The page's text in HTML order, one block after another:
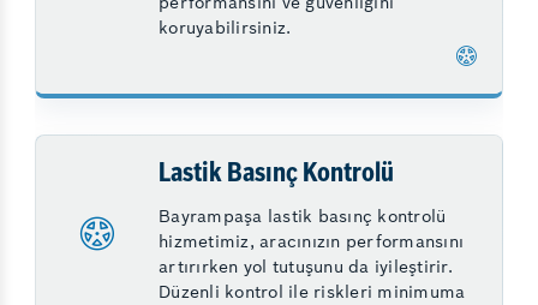
koruyabilirsiniz.
Lastik Basınç Kontrolü
Bayrampaşa lastik basınç kontrolü
hizmetimiz, aracınızın performansını
artırırken yol tutuşunu da iyileştirir.
Düzenli kontrol ile riskleri minimuma